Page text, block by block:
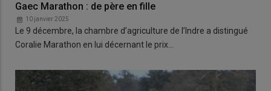
Gaec Marathon : de père en fille
10 janvier 2025
Le 9 décembre, la chambre d’agriculture de l’Indre a distingué
Coralie Marathon en lui décernant le prix…